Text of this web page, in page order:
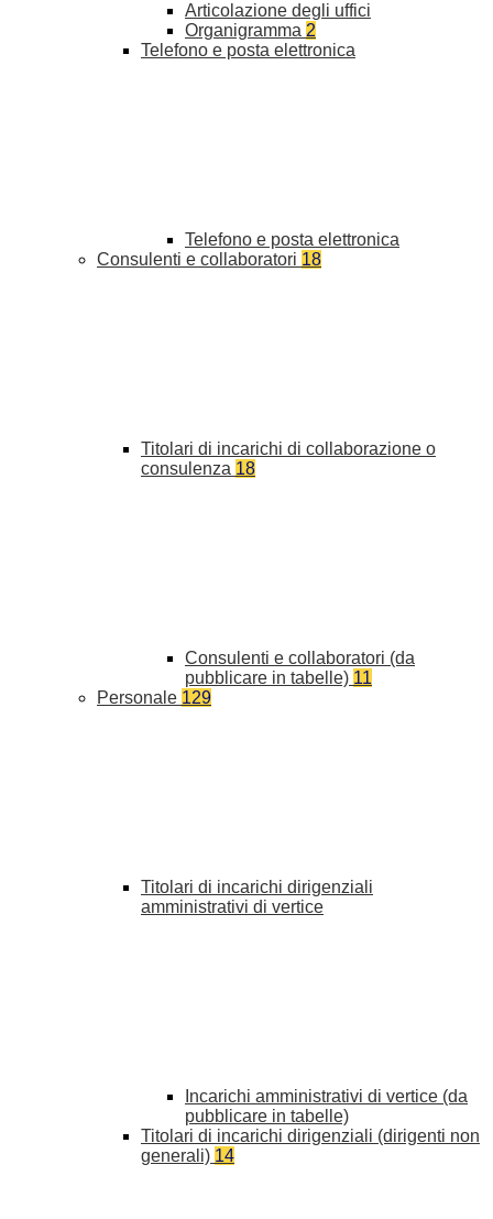
Articolazione degli uffici
Organigramma 2
Telefono e posta elettronica
Telefono e posta elettronica
Consulenti e collaboratori 18
Titolari di incarichi di collaborazione o
consulenza 18
Consulenti e collaboratori (da
pubblicare in tabelle) 11
Personale 129
Titolari di incarichi dirigenziali
amministrativi di vertice
Incarichi amministrativi di vertice (da
pubblicare in tabelle)
Titolari di incarichi dirigenziali (dirigenti non
generali) 14